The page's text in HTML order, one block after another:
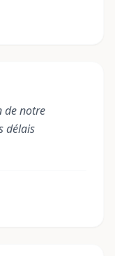
de notre
délais